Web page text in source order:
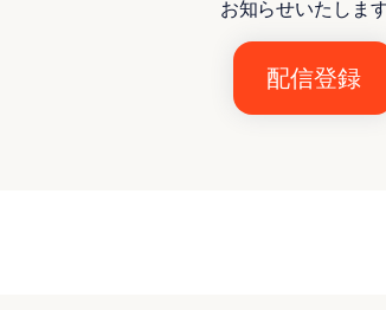
お知らせいたします